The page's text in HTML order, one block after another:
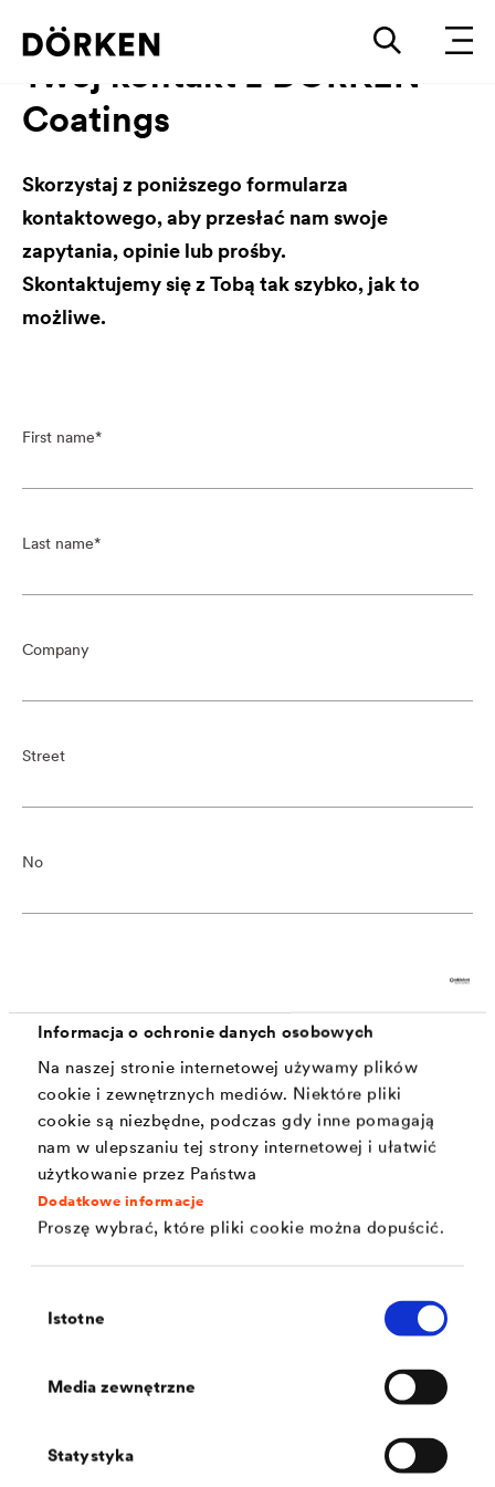
Informacja o ochronie danych osobowych
Na naszej stronie internetowej używamy plików
cookie i zewnętrznych mediów. Niektóre pliki
cookie są niezbędne, podczas gdy inne pomagają
nam w ulepszaniu tej strony internetowej i ułatwić
użytkowanie przez Państwa
Dodatkowe informacje
Proszę wybrać, które pliki cookie można dopuścić.
zgody
Istotne
Media zewnętrzne
Statystyka
Twój kontakt z DÖRKEN
Coatings
Skorzystaj z poniższego formularza
kontaktowego, aby przesłać nam swoje
zapytania, opinie lub prośby.
Skontaktujemy się z Tobą tak szybko, jak to
możliwe.
First name
Last name
Company
Street
No
City
Phone number
Mail address